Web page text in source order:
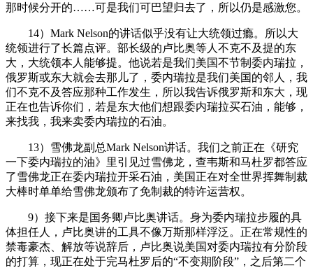
那时候分开的……可是我们可巴望归去了，所以仍是感激您。
14）Mark Nelson的讲话似乎没有让大统领过瘾。所以大
统领进行了长篇点评。部长级的卢比奥等人不克不及提的东
大，大统领本人能够提。他说若是我们美国不节制委内瑞拉，
俄罗斯或东大就会去那儿了，委内瑞拉是我们美国的邻人，我
们不克不及答应那种工作发生，所以我告诉俄罗斯和东大，现
正在也告诉你们，若是东大他们想跟委内瑞拉买石油，能够，
来找我，我来卖委内瑞拉的石油。
13）雪佛龙副总Mark Nelson讲话。我们之前正在《研究
一下委内瑞拉的油》里引见过雪佛龙，查韦斯和马杜罗都答应
了雪佛龙正在委内瑞拉开采石油，美国正在对全世界挥舞制裁
大棒时单单给雪佛龙颁布了免制裁的特许运营权。
9）接下来是国务卿卢比奥讲话。身为委内瑞拉步履的具
体担任人，卢比奥讲的工具不像万斯那样浮泛。正在常规性的
禁毒豪杰、解放等说辞后，卢比奥说美国对委内瑞拉有分阶段
的打算，现正在处于完马杜罗后的“不变期阶段”，之后第二个